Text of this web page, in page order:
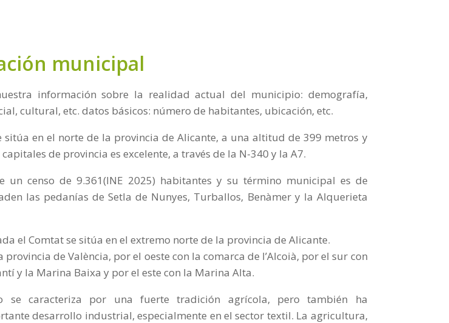
municipal
información sobre la realidad actual del municipio: demografía,
cultural, etc. datos básicos: número de habitantes, ubicación, etc.
en el norte de la provincia de Alicante, a una altitud de 399 metros y
de provincia es excelente, a través de la N-340 y la A7.
un censo de 9.361(INE 2025) habitantes y su término municipal es de
las pedanías de Setla de Nunyes, Turballos, Benàmer y la Alquerieta
el Comtat se sitúa en el extremo norte de la provincia de Alicante.
de València, por el oeste con la comarca de l’Alcoià, por el sur con
y la Marina Baixa y por el este con la Marina Alta.
se caracteriza por una fuerte tradición agrícola, pero también ha
desarrollo industrial, especialmente en el sector textil. La agricultura,